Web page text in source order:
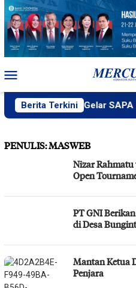
Loncat
konten
Mobile
Berita Terkini
Faktek Untad Gelar SAPA 2026
PENULIS:MASWEB
Nizar Rahmatu
Open
PT GNI
di Desa
Mantan Ketua
Penjara